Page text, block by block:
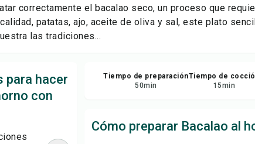
correctamente el bacalao seco, un proceso que
patatas, ajo, aceite de oliva y sal, este plato
las tradiciones...
para hacer
con
Tiempo de preparación
50min
Tiempo de
15min
Cómo preparar Bacalao al